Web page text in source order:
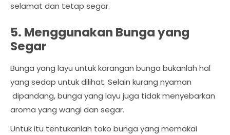
selamat dan tetap segar.
5. Menggunakan Bunga yang
Segar
Bunga yang layu untuk karangan bunga bukanlah hal
yang sedap untuk dilihat. Selain kurang nyaman
dipandang, bunga yang layu juga tidak menyebarkan
aroma yang wangi dan segar.
Untuk itu tentukanlah toko bunga yang memakai